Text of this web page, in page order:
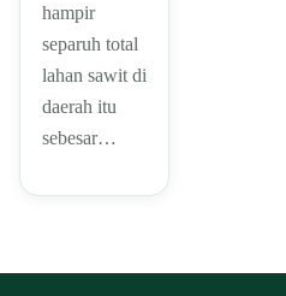
hampir
separuh total
lahan sawit di
daerah itu
sebesar…